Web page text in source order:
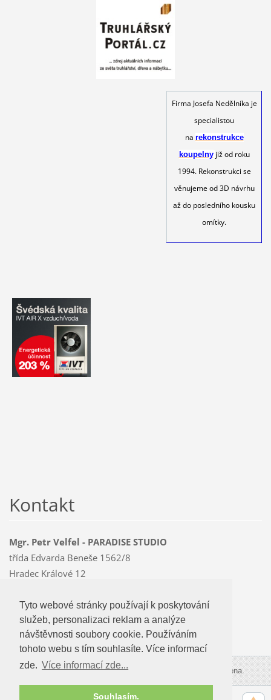
Tyto webové stránky používají k poskytování
služeb, personalizaci reklam a analýze
návštevnosti soubory cookie. Používáním
tohoto webu s tím souhlasíte.
Více informací zde...
Souhlasím.
Tyto webové stránky používají k poskytování
služeb, personalizaci reklam a analýze
návštěvnosti soubory cookie. Používáním
tohoto webu s tím souhlasíte. Více informací
zde. Více informací zde...
Souhlasím.
Firma Josefa Nedělníka je
specialistou
na rekonstrukce
koupelny již od roku
1994. Rekonstrukci se
věnujeme od 3D návrhu
až do posledního kousku
omítky.
Kontakt
Mgr. Petr Velfel - PARADISE STUDIO
třída Edvarda Beneše 1562/8
Hradec Králové 12
Mobil: 603 478 763
paradise@czMEDIA.eu
© 2009-2026 PARADISE STUDIO. Všechna práva vyhrazena.